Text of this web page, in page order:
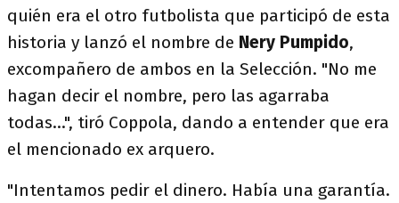
quién era el otro futbolista que participó de esta
historia y lanzó el nombre de Nery Pumpido,
excompañero de ambos en la Selección. "No me
hagan decir el nombre, pero las agarraba
todas...", tiró Coppola, dando a entender que era
el mencionado ex arquero.
"Intentamos pedir el dinero. Había una garantía.